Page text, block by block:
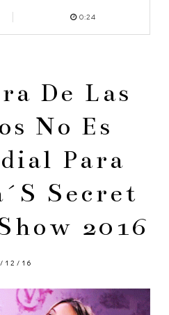
0:24
De Las
No Es
Para
Secret
2016
12/16